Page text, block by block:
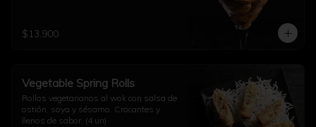
$13.900
Vegetable Spring Rolls
Rollos vegetarianos al wok con salsa de
ostión, soya y sésamo. Crocantes y
llenos de sabor. (4 un)